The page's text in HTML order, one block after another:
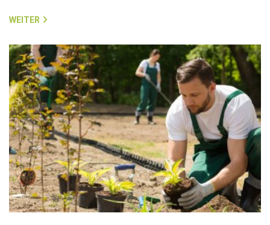
WEITER